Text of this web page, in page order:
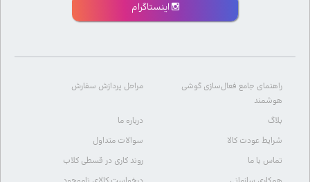
اینستاگرام
راهنمای جامع فعال‌سازی گوشی
هوشمند
مراحل پردازش سفارش
بلاگ
درباره ما
شرایط عودت کالا
سوالات متداول
تماس با ما
روند کاری در قسطی کلاب